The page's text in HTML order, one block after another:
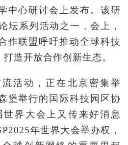
中心研讨会上发布。该研
坛系列活动之一，会上，
作联盟呼吁推动全球科技
造开放合作创新生态。
活动，正在北京密集举
堡举行的国际科技园区协
界大会上又传来好消息
年世界大会举办权，